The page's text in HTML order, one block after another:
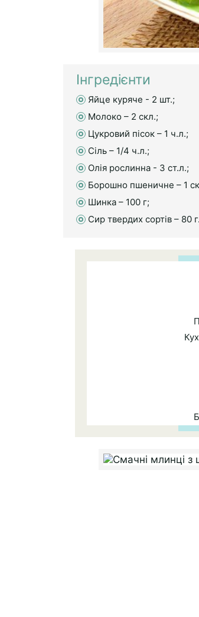
Інгредієнти
Яйце куряче - 2 шт.;
Молоко – 2 скл.;
Цукровий пісок – 1 ч.л.;
Сіль – 1/4 ч.л.;
Олія рослинна - 3 ст.л.;
Борошно пшеничне – 1
Шинка – 100 г;
Сир твердих сортів – 80 г.